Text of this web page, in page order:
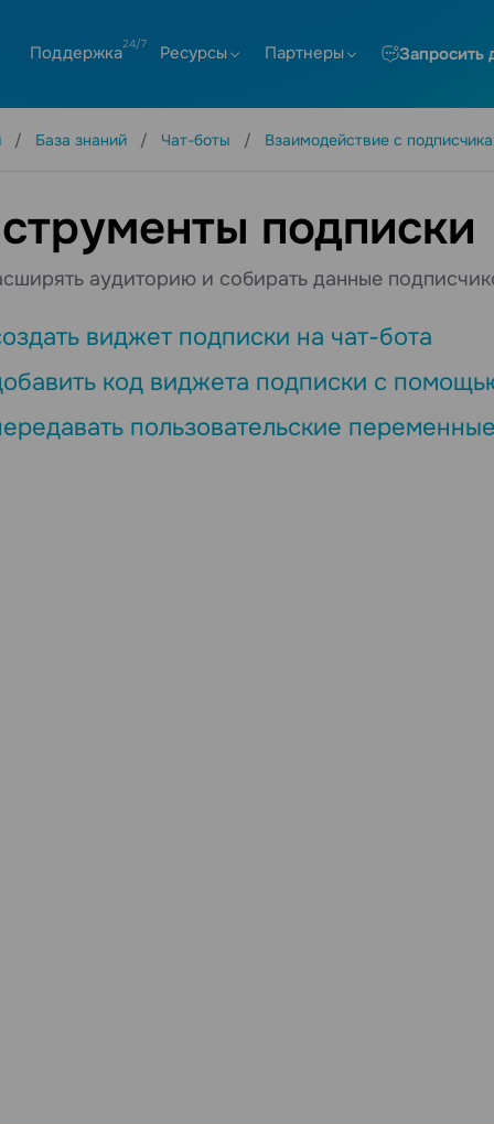
Поддержка Ресурсы Партнеры Запросить
База знаний Чат-боты Взаимодействие с
подписки
аудиторию и собирать данные
виджет подписки на чат-бота
код виджета подписки с
пользовательские